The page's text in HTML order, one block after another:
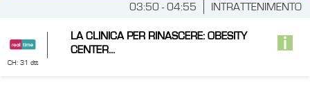
INTRATTENIMENTO
03:50 - 04:55
CH: 31 dtt
LA CLINICA PER RINASCERE: OBESITY
CENTER...